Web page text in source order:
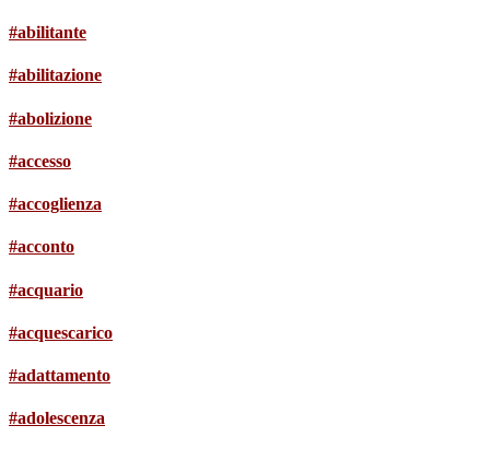
#abilitante
#abilitazione
#abolizione
#accesso
#accoglienza
#acconto
#acquario
#acquescarico
#adattamento
#adolescenza